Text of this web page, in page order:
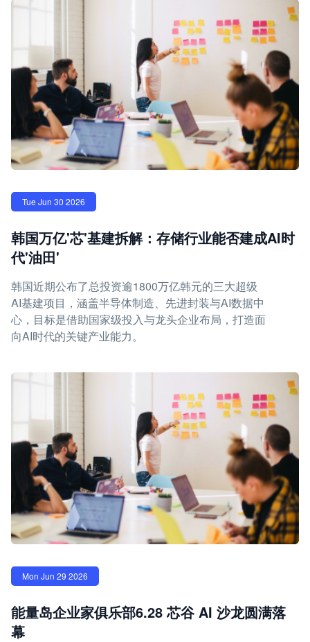
Tue Jun 30 2026
韩国万亿'芯'基建拆解：存储行业能否建成AI时
代'油田'
韩国近期公布了总投资逾1800万亿韩元的三大超级
AI基建项目，涵盖半导体制造、先进封装与AI数据中
心，目标是借助国家级投入与龙头企业布局，打造面
向AI时代的关键产业能力。
Mon Jun 29 2026
能量岛企业家俱乐部6.28 芯谷 AI 沙龙圆满落
幕